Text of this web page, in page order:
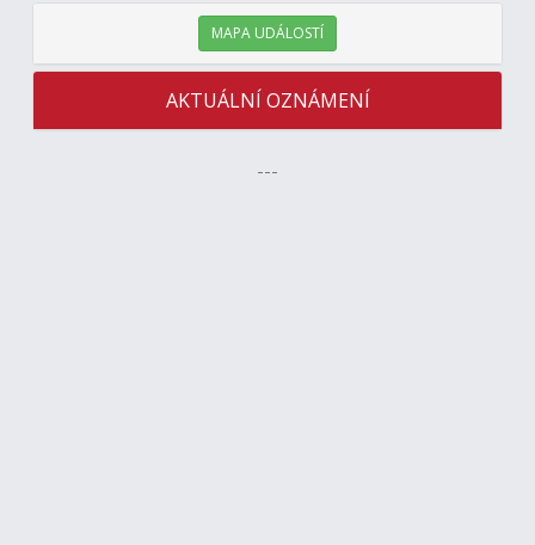
MAPA UDÁLOSTÍ
AKTUÁLNÍ OZNÁMENÍ
---